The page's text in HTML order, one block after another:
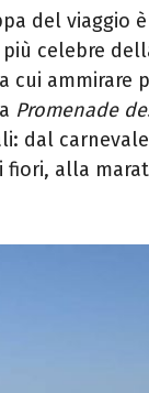
del viaggio
celebre
cui ammirare
Promenade
dal
alla